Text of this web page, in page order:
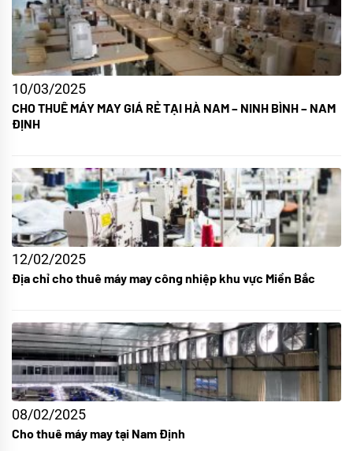
10/03/2025
CHO THUÊ MÁY MAY GIÁ RẺ TẠI HÀ NAM – NINH BÌNH – NAM
ĐỊNH
12/02/2025
Địa chỉ cho thuê máy may công nhiệp khu vực Miền Bắc
08/02/2025
Cho thuê máy may tại Nam Định